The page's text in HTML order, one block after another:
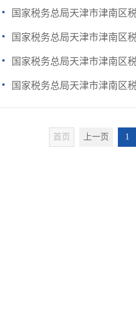
· 国家税务总局天津市津南区
· 国家税务总局天津市津南区
· 国家税务总局天津市津南区
· 国家税务总局天津市津南区
首页 上一页 1